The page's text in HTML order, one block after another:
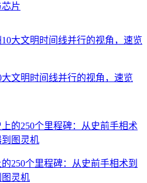
片
文明时间线并行的视角，速览
250个里程碑：从史前手相术到
灵机